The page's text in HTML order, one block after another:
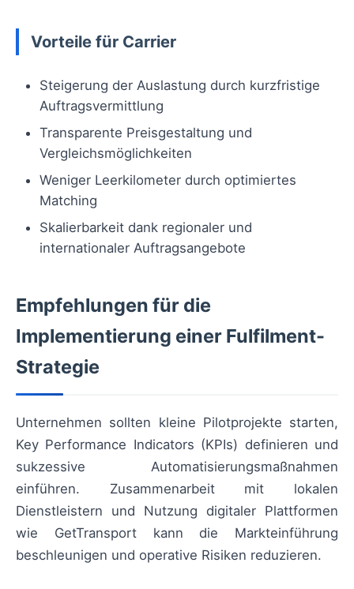
Vorteile für Carrier
Steigerung der Auslastung durch kurzfristige
Auftragsvermittlung
Transparente Preisgestaltung und
Vergleichsmöglichkeiten
Weniger Leerkilometer durch optimiertes
Matching
Skalierbarkeit dank regionaler und
internationaler Auftragsangebote
Empfehlungen für die
Implementierung einer Fulfilment-
Strategie
Unternehmen sollten kleine Pilotprojekte starten,
Key Performance Indicators (KPIs) definieren und
sukzessive Automatisierungsmaßnahmen
einführen. Zusammenarbeit mit lokalen
Dienstleistern und Nutzung digitaler Plattformen
wie GetTransport kann die Markteinführung
beschleunigen und operative Risiken reduzieren.